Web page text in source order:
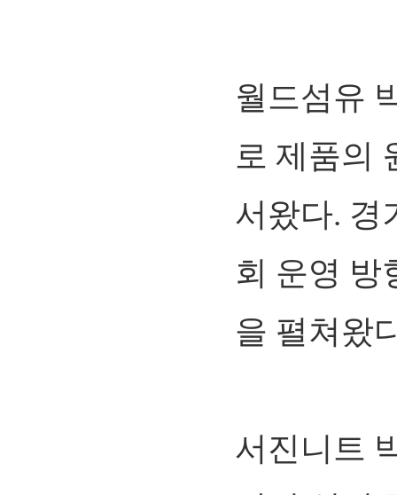
월드섬유
로 제품의
서왔다. 경
회 운영 방
을 펼쳐왔
서진니트